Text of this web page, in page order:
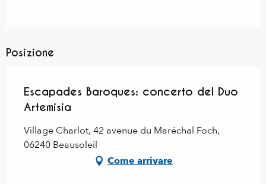
Posizione
Escapades Baroques: concerto del Duo
Artemisia
Village Charlot, 42 avenue du Maréchal Foch,
06240 Beausoleil
Come arrivare